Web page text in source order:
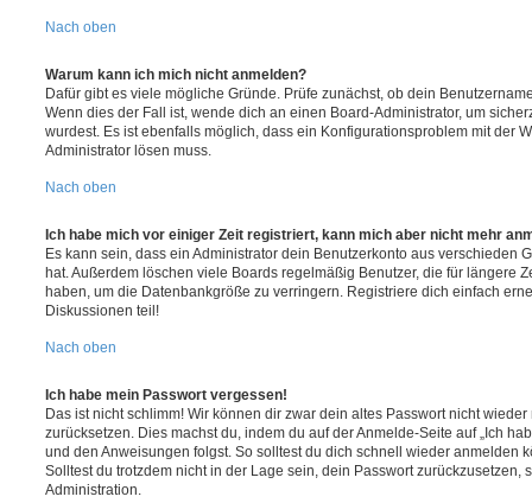
Nach oben
Warum kann ich mich nicht anmelden?
Dafür gibt es viele mögliche Gründe. Prüfe zunächst, ob dein
Wenn dies der Fall ist, wende dich an einen Board-Administrator, um
wurdest. Es ist ebenfalls möglich, dass ein Konfigurationsproblem mit der
Administrator lösen muss.
Nach oben
Ich habe mich vor einiger Zeit registriert, kann mich aber nicht mehr
Es kann sein, dass ein Administrator dein Benutzerkonto aus verschieden
hat. Außerdem löschen viele Boards regelmäßig Benutzer, die für längere
haben, um die Datenbankgröße zu verringern. Registriere dich einfach
Diskussionen teil!
Nach oben
Ich habe mein Passwort vergessen!
Das ist nicht schlimm! Wir können dir zwar dein altes Passwort nicht
zurücksetzen. Dies machst du, indem du auf der Anmelde-Seite auf „Ich
und den Anweisungen folgst. So solltest du dich schnell wieder anmelden
Solltest du trotzdem nicht in der Lage sein, dein Passwort zurückzusetzen,
Administration.